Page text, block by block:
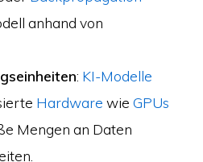
anhand von
: KI-Modelle
Hardware wie GPUs
Mengen an Daten